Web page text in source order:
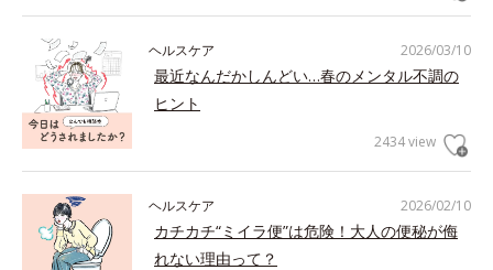
2026/03/10
ヘルスケア
最近なんだかしんどい…春のメンタル不調の
ヒント
2434 view
2026/02/10
ヘルスケア
カチカチ“ミイラ便”は危険！大人の便秘が侮
れない理由って？